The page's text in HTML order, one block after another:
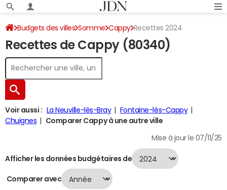
Budgets des villes Somme Cappy Recettes 2024
Recettes de Cappy (80340)
Voir aussi : La Neuville-lès-Bray
Fontaine-lès-Cappy
Chuignes
Comparer Cappy à une autre ville
Mise à jour le 07/11/25
Afficher les données budgétaires de
Comparer avec